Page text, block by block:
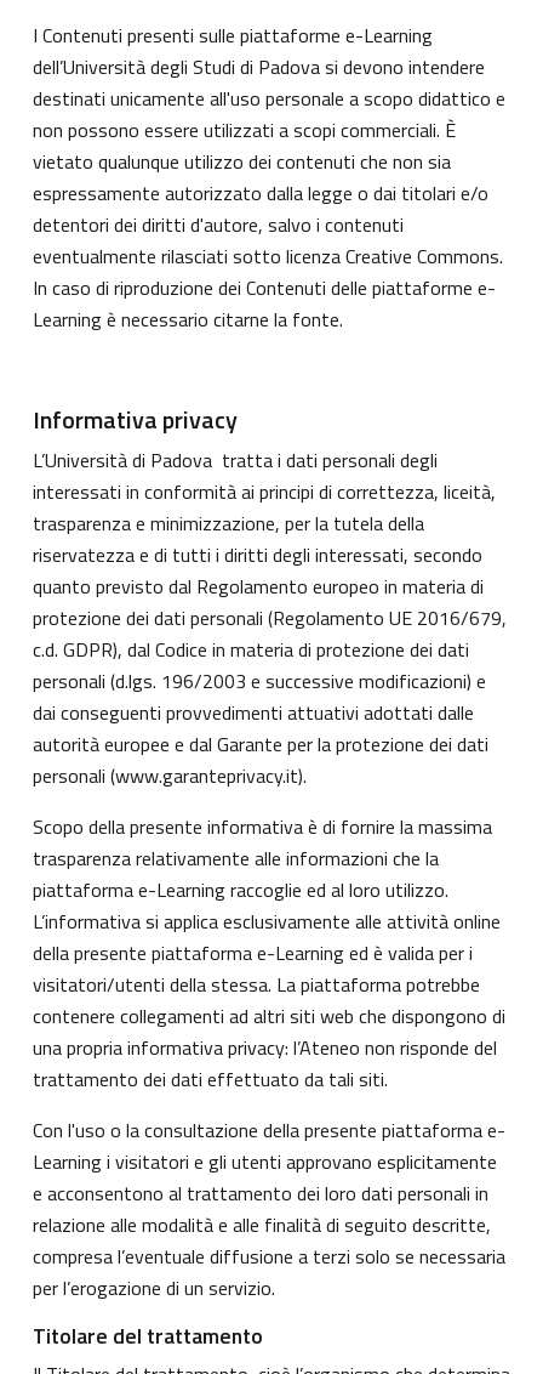
I Contenuti presenti sulle piattaforme e-Learning
dell’Università degli Studi di Padova si devono intendere
destinati unicamente all'uso personale a scopo didattico e
non possono essere utilizzati a scopi commerciali. È
vietato qualunque utilizzo dei contenuti che non sia
espressamente autorizzato dalla legge o dai titolari e/o
detentori dei diritti d'autore, salvo i contenuti
eventualmente rilasciati sotto licenza Creative Commons.
In caso di riproduzione dei Contenuti delle piattaforme e-
Learning è necessario citarne la fonte.
Informativa privacy
L’Università di Padova tratta i dati personali degli
interessati in conformità ai principi di correttezza, liceità,
trasparenza e minimizzazione, per la tutela della
riservatezza e di tutti i diritti degli interessati, secondo
quanto previsto dal Regolamento europeo in materia di
protezione dei dati personali (Regolamento UE 2016/679,
c.d. GDPR), dal Codice in materia di protezione dei dati
personali (d.lgs. 196/2003 e successive modificazioni) e
dai conseguenti provvedimenti attuativi adottati dalle
autorità europee e dal Garante per la protezione dei dati
personali (www.garanteprivacy.it).
Scopo della presente informativa è di fornire la massima
trasparenza relativamente alle informazioni che la
piattaforma e-Learning raccoglie ed al loro utilizzo.
L’informativa si applica esclusivamente alle attività online
della presente piattaforma e-Learning ed è valida per i
visitatori/utenti della stessa. La piattaforma potrebbe
contenere collegamenti ad altri siti web che dispongono di
una propria informativa privacy: l’Ateneo non risponde del
trattamento dei dati effettuato da tali siti.
Con l'uso o la consultazione della presente piattaforma e-
Learning i visitatori e gli utenti approvano esplicitamente
e acconsentono al trattamento dei loro dati personali in
relazione alle modalità e alle finalità di seguito descritte,
compresa l’eventuale diffusione a terzi solo se necessaria
per l’erogazione di un servizio.
Titolare del trattamento